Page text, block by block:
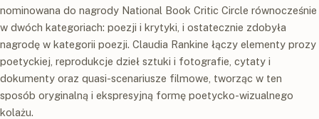
nominowana do nagrody National Book Critic Circle równocześnie
w dwóch kategoriach: poezji i krytyki, i ostatecznie zdobyła
nagrodę w kategorii poezji. Claudia Rankine łączy elementy prozy
poetyckiej, reprodukcje dzieł sztuki i fotografie, cytaty i
dokumenty oraz quasi-scenariusze filmowe, tworząc w ten
sposób oryginalną i ekspresyjną formę poetycko-wizualnego
kolażu.